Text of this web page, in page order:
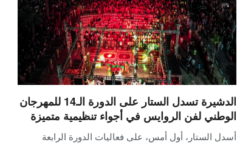
الدشيرة تسدل الستار على الدورة الـ14 للمهرجان
الوطني لفن الروايس في أجواء تنظيمية متميزة
أسدل الستار، أول أمس، على فعاليات الدورة الرابعة